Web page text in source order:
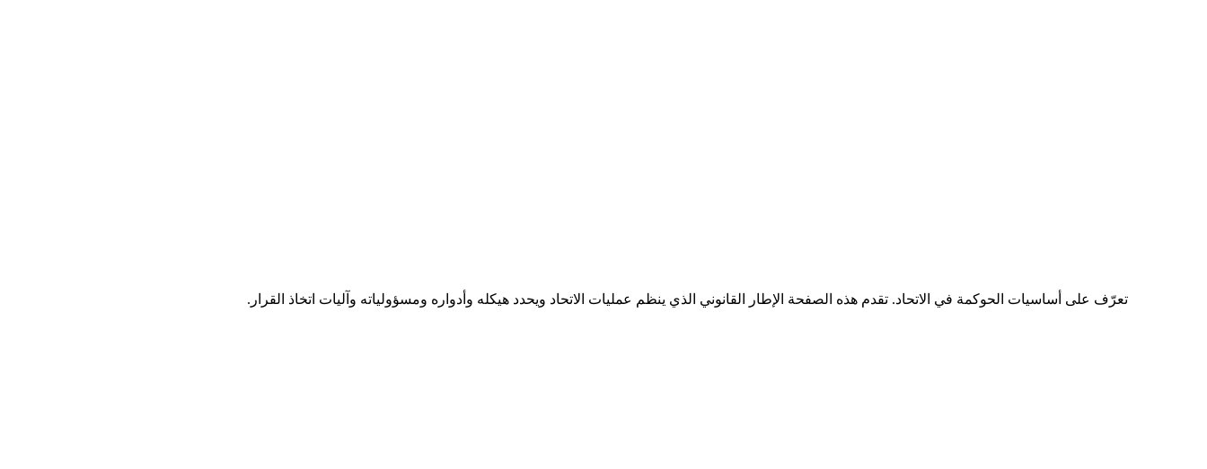
تعرّف على أساسيات الحوكمة في الاتحاد. تقدم هذه الصفحة الإطار القانوني الذي ينظم عمليات الاتحاد ويحدد هيكله وأدواره ومسؤولياته وآليات اتخاذ القرار.